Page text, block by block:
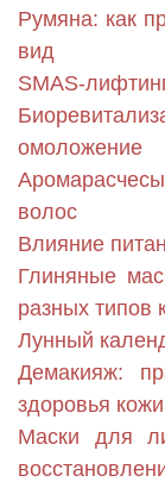
Румяна: как
вид
SMAS-
омоложение
волос
Влияние
Глиняные
разных типов
Лунный
Демакияж:
здоровья кожи
Маски для